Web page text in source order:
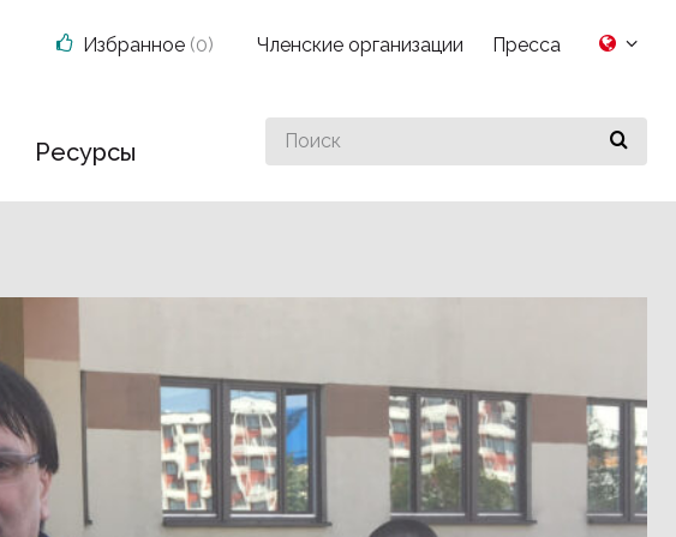
Ресурсы
Search
for
Избранное (0) Членские организации Пресса